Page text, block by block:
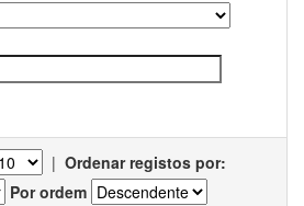
| Ordenar registos por:
Por ordem